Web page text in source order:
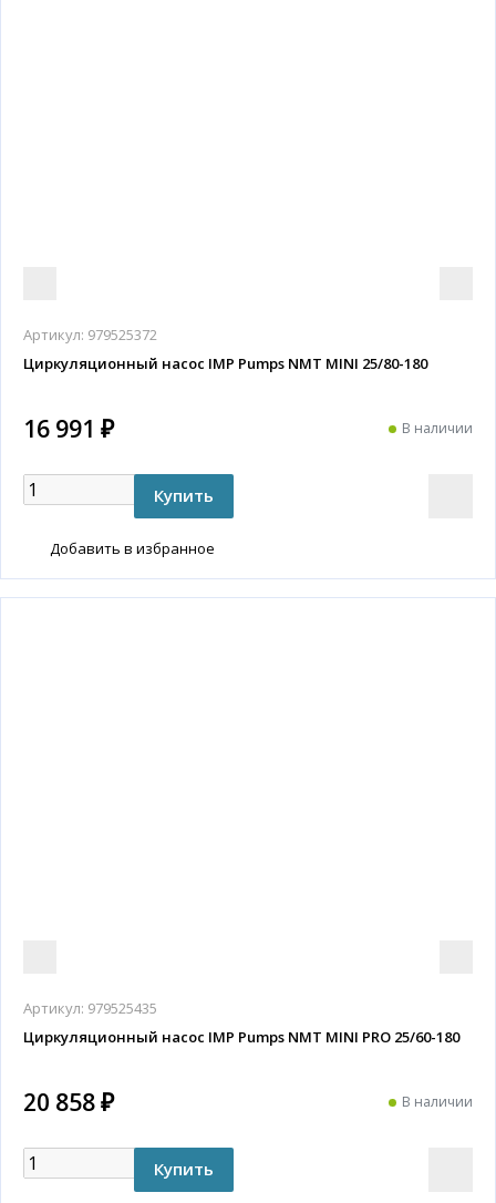
Артикул: 979525372
Циркуляционный насос IMP Pumps NMT MINI 25/80-180
16 991 ₽ В наличии
Добавить в избранное
Артикул: 979525435
Циркуляционный насос IMP Pumps NMT MINI PRO 25/60-180
20 858 ₽ В наличии